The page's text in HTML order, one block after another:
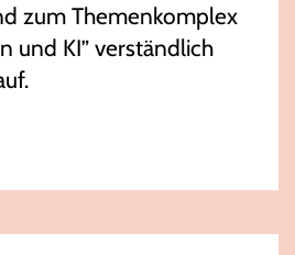
zum Themenkomplex
und KI” verständlich